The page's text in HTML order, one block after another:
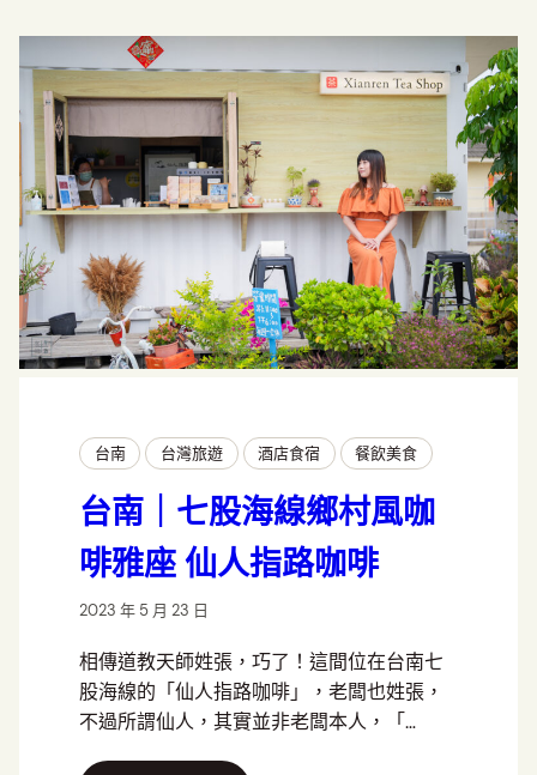
台南 台灣旅遊 酒店食宿 餐飲美食
台南｜七股海線鄉村風咖
啡雅座 仙人指路咖啡
2023 年 5 月 23 日
相傳道教天師姓張，巧了！這間位在台南七
股海線的「仙人指路咖啡」，老闆也姓張，
不過所謂仙人，其實並非老闆本人，「…